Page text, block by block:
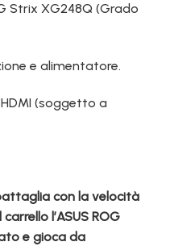
Strix XG248Q (Grado
e alimentatore.
(soggetto a
con la velocità
l’ASUS ROG
e gioca da